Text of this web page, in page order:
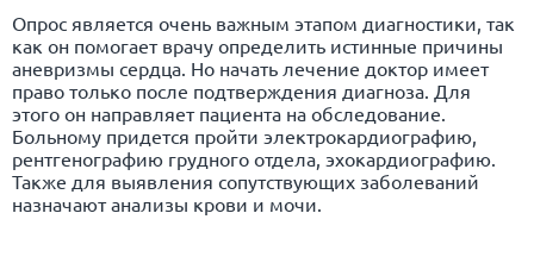
Опрос является очень важным этапом диагностики, так
как он помогает врачу определить истинные причины
аневризмы сердца. Но начать лечение доктор имеет
право только после подтверждения диагноза. Для
этого он направляет пациента на обследование.
Больному придется пройти электрокардиографию,
рентгенографию грудного отдела, эхокардиографию.
Также для выявления сопутствующих заболеваний
назначают анализы крови и мочи.